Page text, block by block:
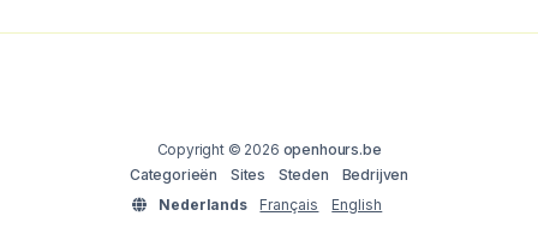
Copyright © 2026 openhours.be
Categorieën
Sites Steden
Bedrijven
Nederlands
Français English